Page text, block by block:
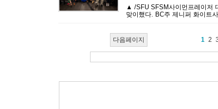
▲ /SFU SFSM사이먼프레이저
맞이했다. BC주 제니퍼 화이트
다음페이지 1 2